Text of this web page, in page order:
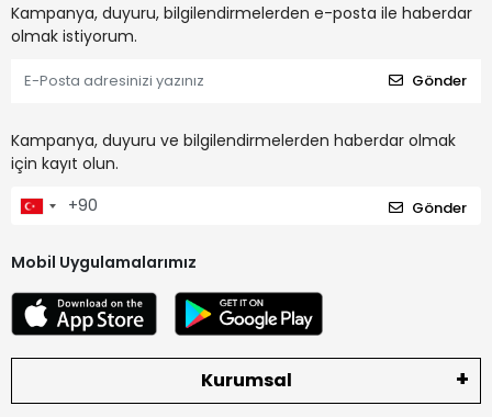
Kampanya, duyuru, bilgilendirmelerden e-posta ile haberdar
olmak istiyorum.
Gönder
Kampanya, duyuru ve bilgilendirmelerden haberdar olmak
için kayıt olun.
Gönder
Mobil Uygulamalarımız
Kurumsal